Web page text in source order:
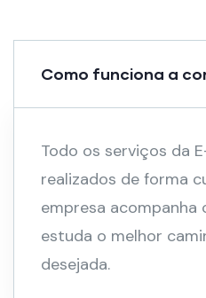
Como funciona a
Todo os serviços da
realizados de forma
empresa acompanha
estuda o melhor
desejada.